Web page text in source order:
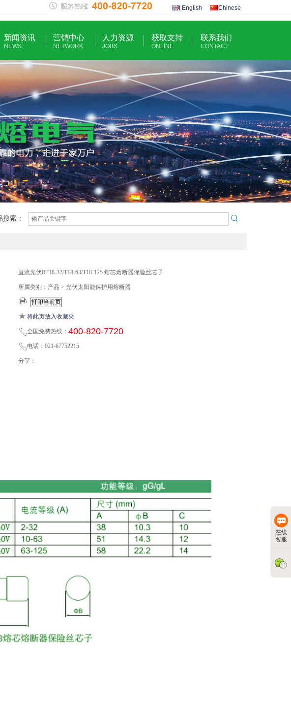
在线
客服
English Chinese
新闻资讯
NEWS
营销中心
NETWORK
人力资源
JOBS
获取支持
ONLINE
联系我们
CONTACT
搜索：
直流光伏RT18-32/T18-63/T18-125 熔芯熔断器保险丝芯子
所属类别：产品 > 光伏太阳能保护用熔断器
将此页放入收藏夹
全国免费热线： 400-820-7720
电话：021-67752215
分享：